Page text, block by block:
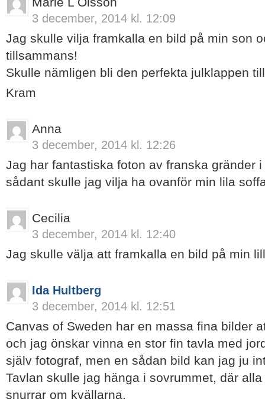
3 december, 2014 kl. 12:09
Jag skulle vilja framkalla en bild på min son
tillsammans!
Skulle nämligen bli den perfekta julklappen
Kram
Anna
3 december, 2014 kl. 12:26
Jag har fantastiska foton av franska gränder
sådant skulle jag vilja ha ovanför min lila
Cecilia
3 december, 2014 kl. 12:40
Jag skulle välja att framkalla en bild på min
Ida Hultberg
3 december, 2014 kl. 12:51
Canvas of Sweden har en massa fina bilder
och jag önskar vinna en stor fin tavla med
själv fotograf, men en sådan bild kan jag ju
Tavlan skulle jag hänga i sovrummet, där
snurrar om kvällarna.